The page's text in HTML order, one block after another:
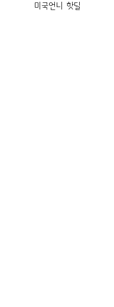
미국언니 핫딜